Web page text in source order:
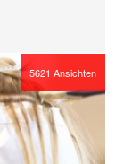
5621 Ansichten